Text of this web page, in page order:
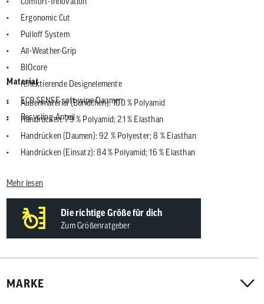
Ergonomic Cut
Pulloff System
All-Weather-Grip
BIOcore
reflektierende Designelemente
ECO.SENSE soft-wipe Daumen
Recycling-Anteil
Material
Außenmaterial (Bündchen): 100 % Polyamid
Handrücken: 79 % Polyamid; 21 % Elasthan
Handrücken (Daumen): 92 % Polyester; 8 % Elasthan
Handrücken (Einsatz): 84 % Polyamid; 16 % Elasthan
Mehr lesen
Die richtige Größe für dich
Zum Größenratgeber
MARKE